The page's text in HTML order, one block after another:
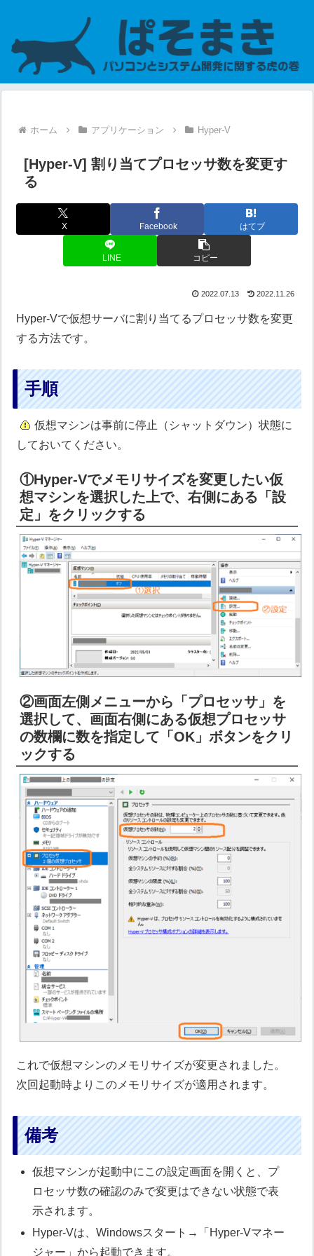
ホーム アプリケーション Hyper-V
[Hyper-V] 割り当てプロセッサ数を変更す
る
X Facebook はてブ
LINE コピー
2022.07.13 2022.11.26
Hyper-Vで仮想サーバに割り当てるプロセッサ数を変更
する方法です。
手順
仮想マシンは事前に停止（シャットダウン）状態に
しておいてください。
①Hyper-Vでメモリサイズを変更したい仮
想マシンを選択した上で、右側にある「設
定」をクリックする
②画面左側メニューから「プロセッサ」を
選択して、画面右側にある仮想プロセッサ
の数欄に数を指定して「OK」ボタンをクリ
ックする
これで仮想マシンのメモリサイズが変更されました。
次回起動時よりこのメモリサイズが適用されます。
備考
仮想マシンが起動中にこの設定画面を開くと、プ
ロセッサ数の確認のみで変更はできない状態で表
示されます。
Hyper-Vは、Windowsスタート→「Hyper-Vマネー
ジャー」から起動できます。